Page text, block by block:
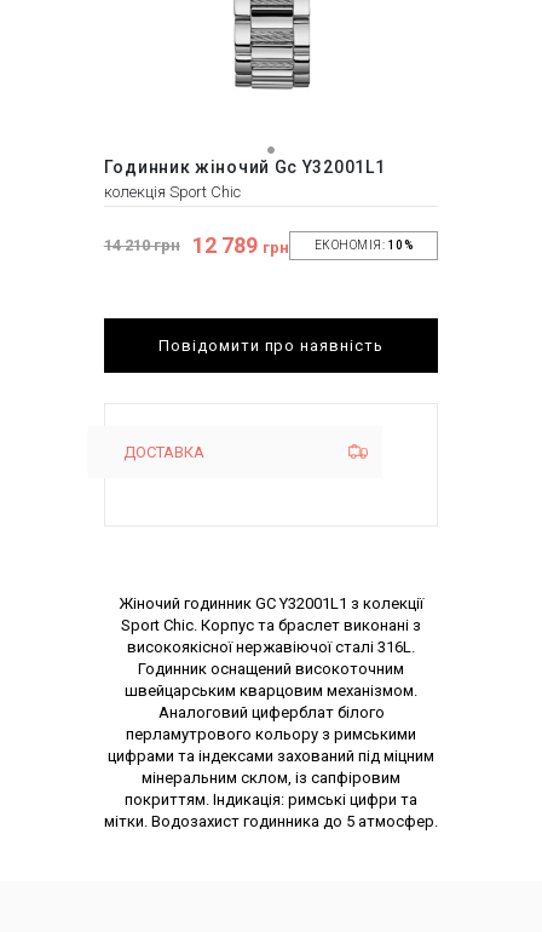
Годинник жіночий Gc Y32001L1
колекція Sport Chic
14 210 грн 12 789 грн ЕКОНОМІЯ: 10%
Повідомити про наявність
ДОСТАВКА
Опис товару
Жіночий годинник GC Y32001L1 з колекції
Sport Chic. Корпус та браслет виконані з
високоякісної нержавіючої сталі 316L.
Годинник оснащений високоточним
швейцарським кварцовим механізмом.
Аналоговий циферблат білого
перламутрового кольору з римськими
цифрами та індексами захований під міцним
мінеральним склом, із сапфіровим
покриттям. Індикація: римські цифри та
мітки. Водозахист годинника до 5 атмосфер.